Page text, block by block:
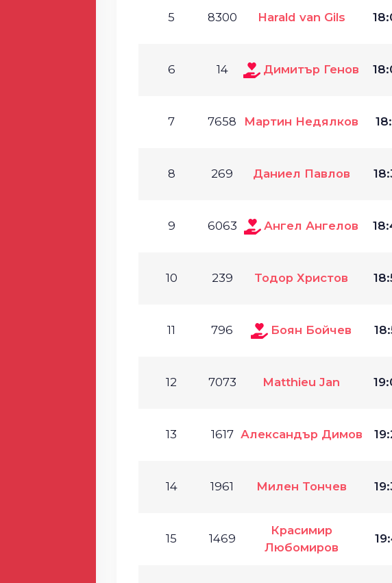
5 8300 Harald van Gils
6 14 Димитър Генов
7 7658 Мартин Недялков
8 269 Даниел Павлов
9 6063 Ангел Ангелов
10 239 Тодор Христов
11 796 Боян Бойчев
12 7073 Matthieu Jan
13 1617 Александър Димов
14 1961 Милен Тончев
15 1469
Красимир
Любомиров